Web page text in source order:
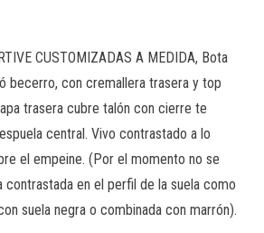
CUSTOMIZADAS A MEDIDA, Bota
becerro, con cremallera trasera y top
trasera cubre talón con cierre te
central. Vivo contrastado a lo
el empeine. (Por el momento no se
contrastada en el perfil de la suela como
suela negra o combinada con marrón).